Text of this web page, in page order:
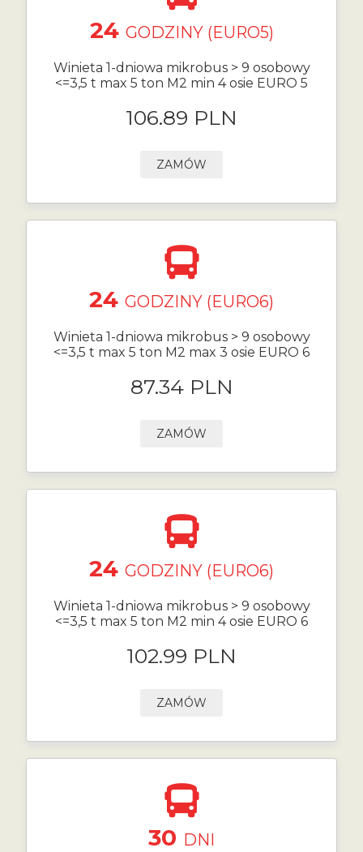
24 GODZINY (EURO5)
Winieta 1-dniowa mikrobus > 9 osobowy
<=3,5 t max 5 ton M2 min 4 osie EURO 5
106.89 PLN
ZAMÓW
24 GODZINY (EURO6)
Winieta 1-dniowa mikrobus > 9 osobowy
<=3,5 t max 5 ton M2 max 3 osie EURO 6
87.34 PLN
ZAMÓW
24 GODZINY (EURO6)
Winieta 1-dniowa mikrobus > 9 osobowy
<=3,5 t max 5 ton M2 min 4 osie EURO 6
102.99 PLN
ZAMÓW
30 DNI